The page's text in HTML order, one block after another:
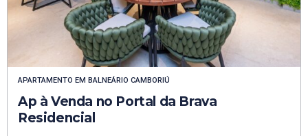
APARTAMENTO EM BALNEÁRIO CAMBORIÚ
Ap à Venda no Portal da Brava
Residencial